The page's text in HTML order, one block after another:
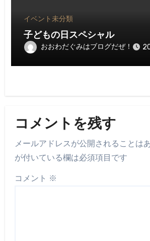
イベント未分類
子どもの日スペシャル
おおわだぐみはブログだぜ！
コメントを残す
メールアドレスが公開されることは
が付いている欄は必須項目です
コメント ※